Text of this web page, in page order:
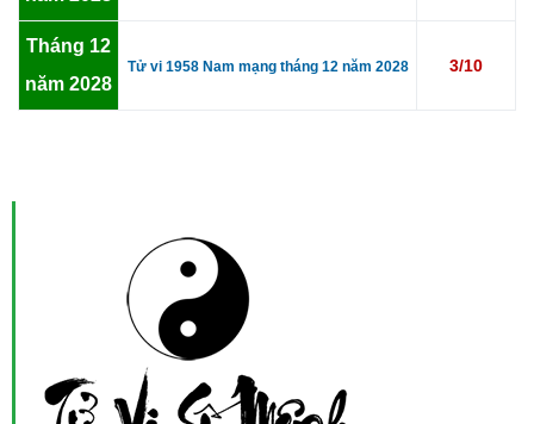
Tháng 12
năm 2028
Tử vi 1958 Nam mạng tháng 12 năm 2028 3/10